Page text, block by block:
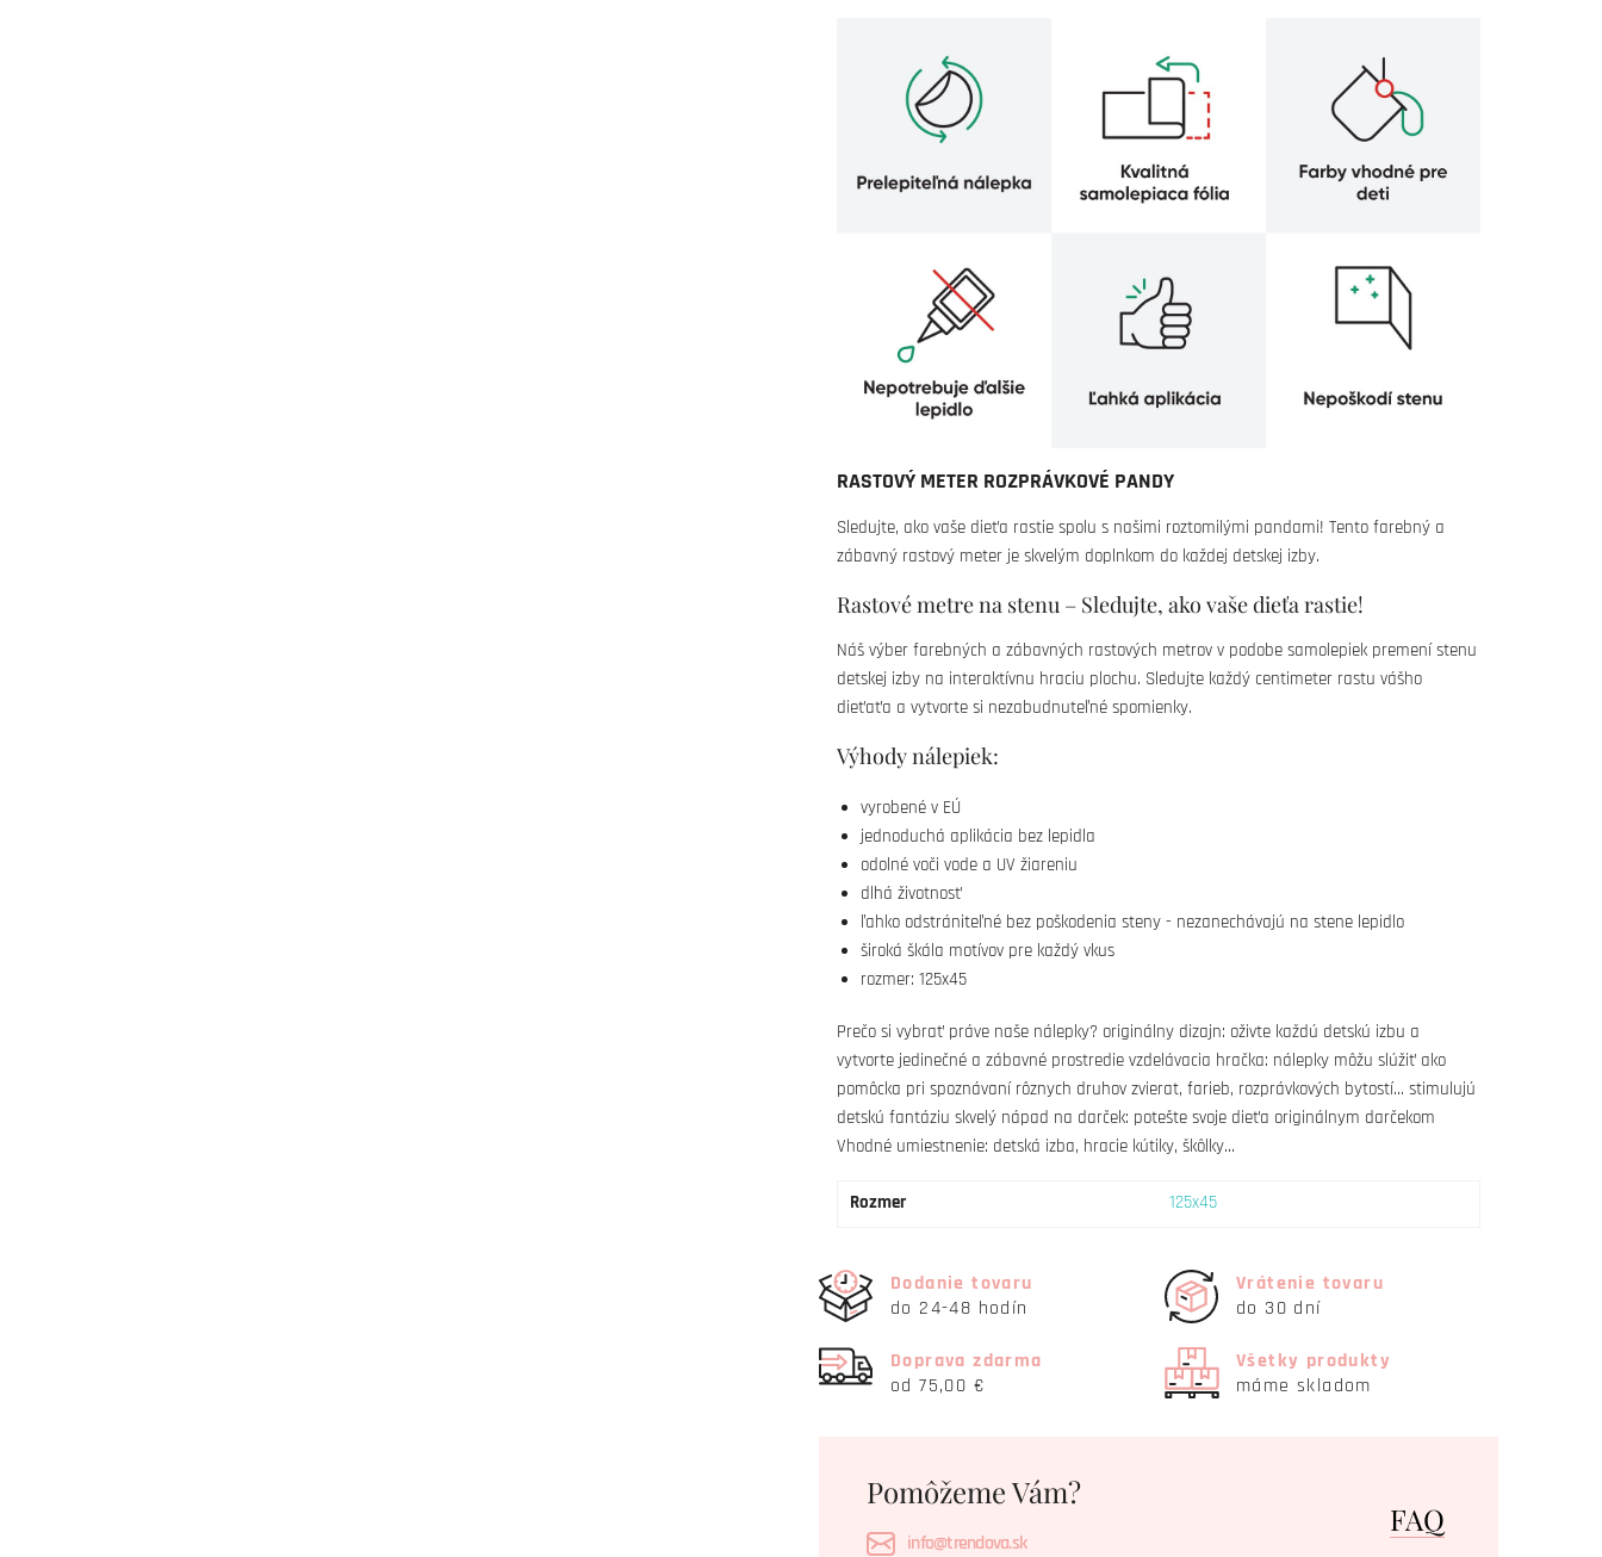
RASTOVÝ METER ROZPRÁVKOVÉ PANDY
Sledujte, ako vaše dieťa rastie spolu s našimi roztomilými pandami! Tento farebný a
zábavný rastový meter je skvelým doplnkom do každej detskej izby.
Rastové metre na stenu – Sledujte, ako vaše dieťa rastie!
Náš výber farebných a zábavných rastových metrov v podobe samolepiek premení stenu
detskej izby na interaktívnu hraciu plochu. Sledujte každý centimeter rastu vášho
dieťaťa a vytvorte si nezabudnuteľné spomienky.
Výhody nálepiek:
vyrobené v EÚ
jednoduchá aplikácia bez lepidla
odolné voči vode a UV žiareniu
dlhá životnosť
ľahko odstrániteľné bez poškodenia steny - nezanechávajú na stene lepidlo
široká škála motívov pre každý vkus
rozmer: 125x45
Prečo si vybrať práve naše nálepky? originálny dizajn: oživte každú detskú izbu a
vytvorte jedinečné a zábavné prostredie vzdelávacia hračka: nálepky môžu slúžiť ako
pomôcka pri spoznávaní rôznych druhov zvierat, farieb, rozprávkových bytostí... stimulujú
detskú fantáziu skvelý nápad na darček: potešte svoje dieťa originálnym darčekom
Vhodné umiestnenie: detská izba, hracie kútiky, škôlky...
Rozmer 125x45
Dodanie tovaru
do 24-48 hodín
Vrátenie tovaru
do 30 dní
Doprava zdarma
od 75,00 €
Všetky produkty
máme skladom
Pomôžeme Vám?
info@trendova.sk
FAQ